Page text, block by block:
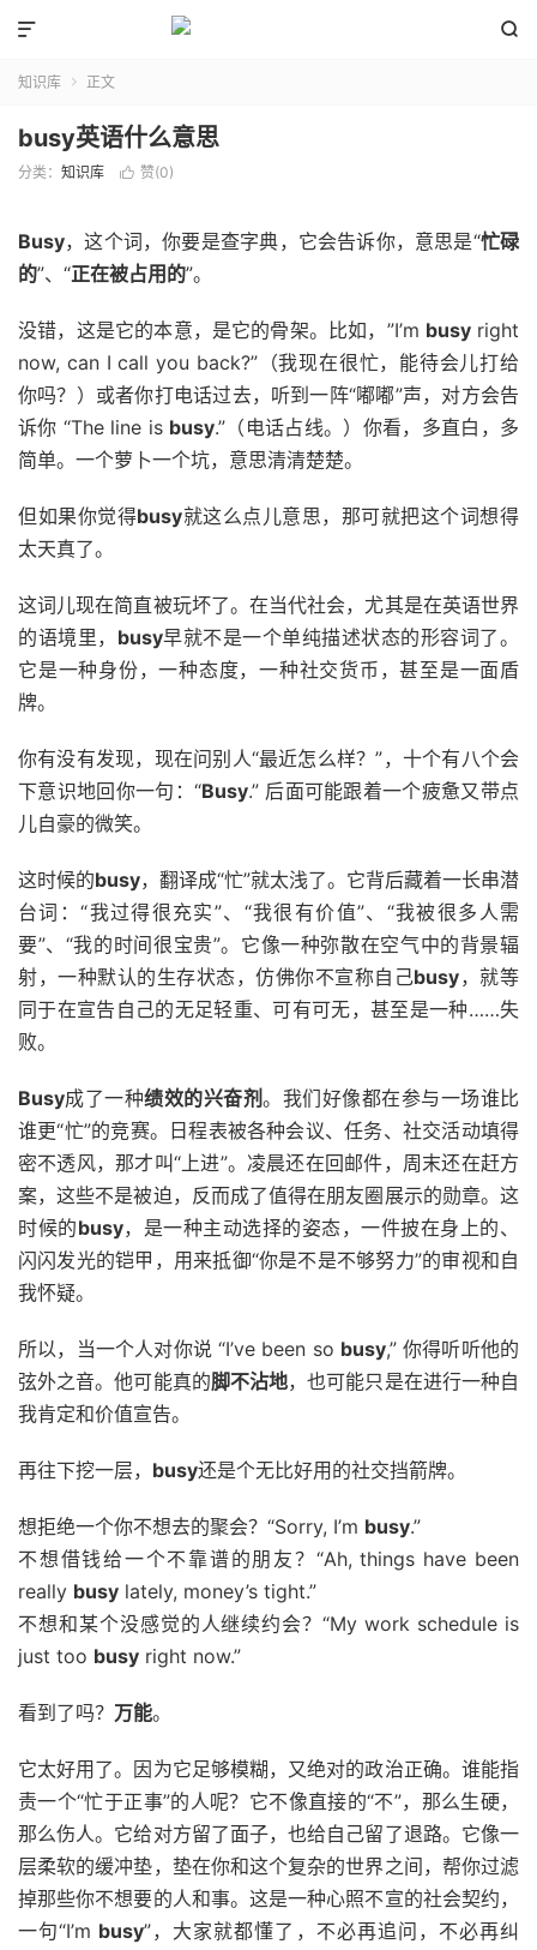


知识库  正文
busy英语什么意思
分类： 知识库  赞(0)
Busy，这个词，你要是查字典，它会告诉你，意思是“忙碌
的”、“正在被占用的”。
没错，这是它的本意，是它的骨架。比如，”I’m busyright
now, can I call you back?”（我现在很忙，能待会儿打给
你吗？）或者你打电话过去，听到一阵“嘟嘟”声，对方会告
诉你 “The line is busy.”（电话占线。）你看，多直白，多
简单。一个萝卜一个坑，意思清清楚楚。
但如果你觉得busy就这么点儿意思，那可就把这个词想得
太天真了。
这词儿现在简直被玩坏了。在当代社会，尤其是在英语世界
的语境里， busy早就不是一个单纯描述状态的形容词了。
它是一种身份，一种态度，一种社交货币，甚至是一面盾
牌。
你有没有发现，现在问别人“最近怎么样？”，十个有八个会
下意识地回你一句：“Busy.” 后面可能跟着一个疲惫又带点
儿自豪的微笑。
这时候的busy，翻译成“忙”就太浅了。它背后藏着一长串潜
台词：“我过得很充实”、“我很有价值”、“我被很多人需
要”、“我的时间很宝贵”。它像一种弥散在空气中的背景辐
射，一种默认的生存状态，仿佛你不宣称自己busy，就等
同于在宣告自己的无足轻重、可有可无，甚至是一种……失
败。
Busy成了一种绩效的兴奋剂。我们好像都在参与一场谁比
谁更“忙”的竞赛。日程表被各种会议、任务、社交活动填得
密不透风，那才叫“上进”。凌晨还在回邮件，周末还在赶方
案，这些不是被迫，反而成了值得在朋友圈展示的勋章。这
时候的busy，是一种主动选择的姿态，一件披在身上的、
闪闪发光的铠甲，用来抵御“你是不是不够努力”的审视和自
我怀疑。
所以，当一个人对你说 “I’ve been so busy,” 你得听听他的
弦外之音。他可能真的脚不沾地，也可能只是在进行一种自
我肯定和价值宣告。
再往下挖一层， busy还是个无比好用的社交挡箭牌。
想拒绝一个你不想去的聚会？“Sorry, I’m busy.”
不想借钱给一个不靠谱的朋友？“Ah, things have been
really busy lately, money’s tight.”
不想和某个没感觉的人继续约会？“My work schedule is
just too busy right now.”
看到了吗？ 万能。
它太好用了。因为它足够模糊，又绝对的政治正确。谁能指
责一个“忙于正事”的人呢？它不像直接的“不”，那么生硬，
那么伤人。它给对方留了面子，也给自己留了退路。它像一
层柔软的缓冲垫，垫在你和这个复杂的世界之间，帮你过滤
掉那些你不想要的人和事。这是一种心照不宣的社会契约，
一句“I’m busy”，大家就都懂了，不必再追问，不必再纠